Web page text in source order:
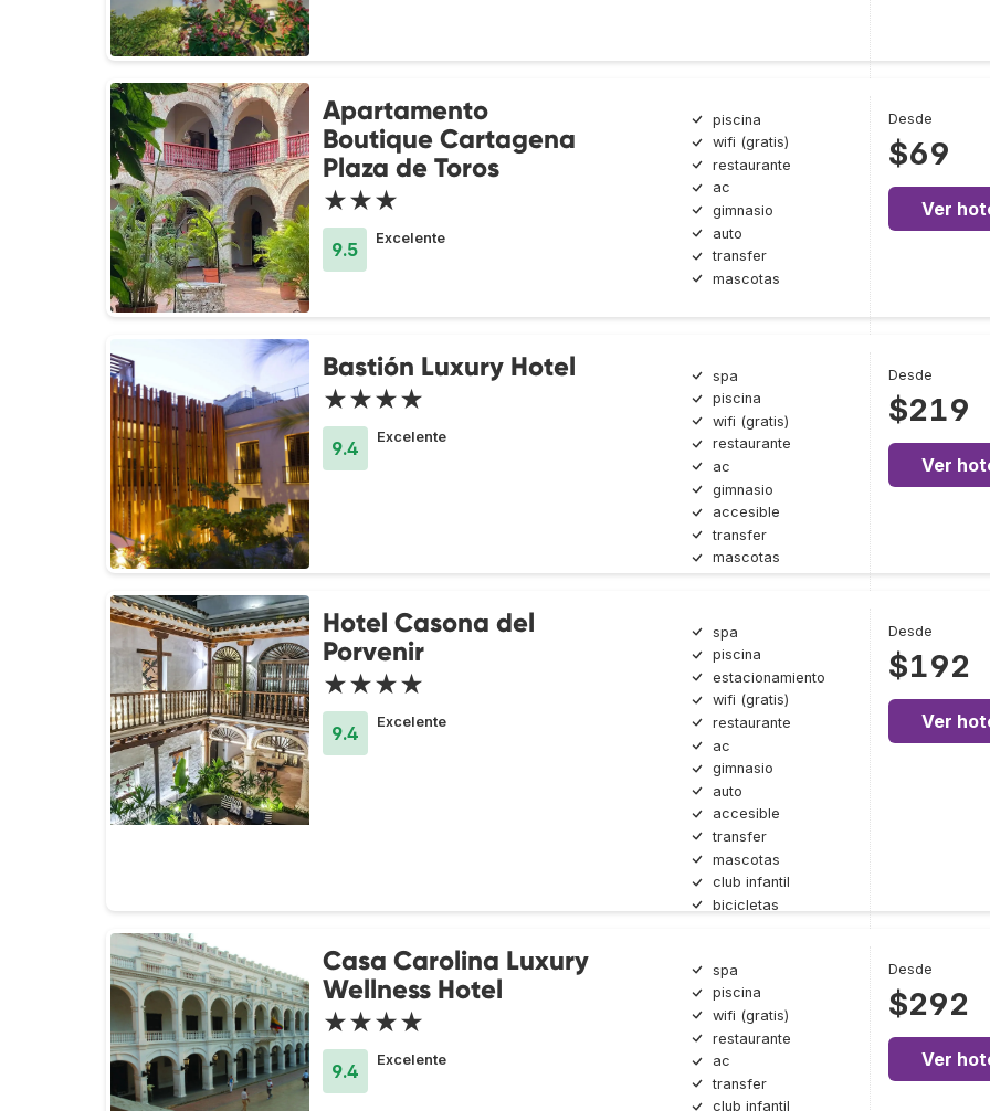
Apartamento
Boutique Cartagena
Plaza de Toros
★★★
9.5
Excelente
piscina
wifi (gratis)
restaurante
ac
gimnasio
auto
transfer
mascotas
Desde
$69
Ver
Bastión Luxury Hotel
★★★★
9.4
Excelente
spa
piscina
wifi (gratis)
restaurante
ac
gimnasio
accesible
transfer
mascotas
Desde
$219
Ver
Hotel Casona del
Porvenir
★★★★
9.4
Excelente
spa
piscina
estacionamiento
wifi (gratis)
restaurante
ac
gimnasio
auto
accesible
transfer
mascotas
club infantil
bicicletas
Desde
$192
Ver
Casa Carolina Luxury
Wellness Hotel
★★★★
9.4
Excelente
spa
piscina
wifi (gratis)
restaurante
ac
transfer
club infantil
Desde
$292
Ver